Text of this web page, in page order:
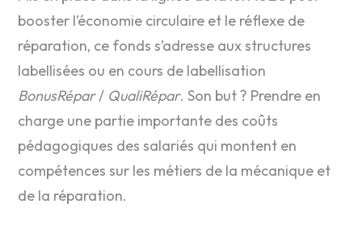
booster l’économie circulaire et le réflexe de
réparation, ce fonds s’adresse aux structures
labellisées ou en cours de labellisation
BonusRépar/ QualiRépar. Son but ? Prendre en
charge une partie importante des coûts
pédagogiques des salariés qui montent en
compétences sur les métiers de la mécanique et
de la réparation.